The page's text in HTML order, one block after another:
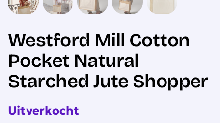
Westford Mill Cotton
Pocket Natural
Starched Jute Shopper
Uitverkocht